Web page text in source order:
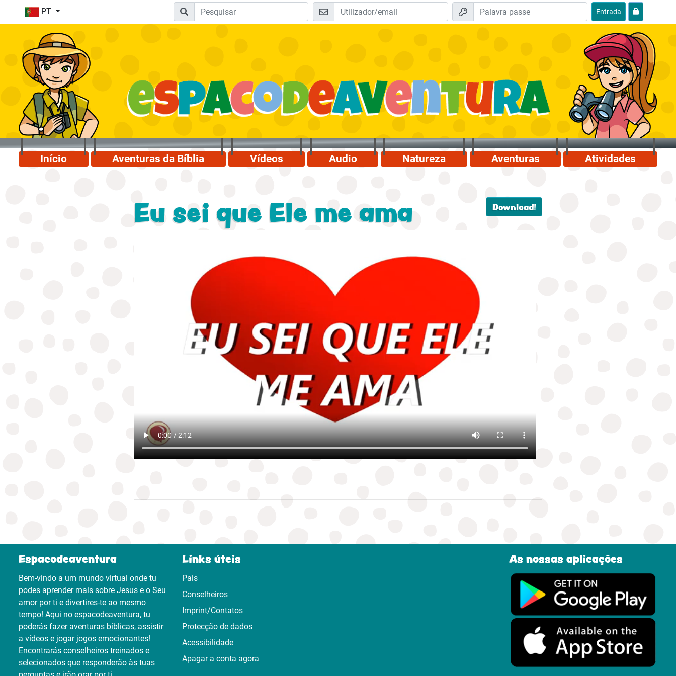
PT Entrada
Início Aventuras da Bíblia Vídeos Audio Natureza Aventuras Atividades
Eu sei que Ele me ama Download!
Espacodeaventura
Bem-vindo a um mundo virtual onde tu
podes aprender mais sobre Jesus e o Seu
amor por ti e divertires-te ao mesmo
tempo! Aqui no espacodeaventura, tu
poderás fazer aventuras bíblicas, assistir
a vídeos e jogar jogos emocionantes!
Encontrarás conselheiros treinados e
selecionados que responderão às tuas
Links úteis
Pais
Conselheiros
Imprint/Contatos
Protecção de dados
Acessibilidade
Apagar a conta agora
As nossas aplicações